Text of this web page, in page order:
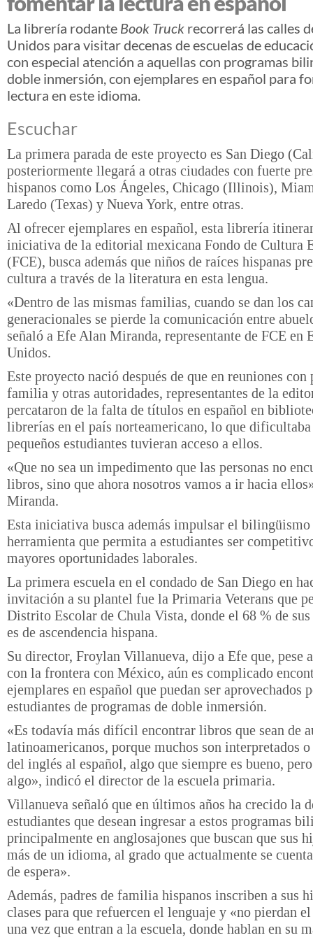
La librería rodante Book Truck recorrerá las calles
Unidos para visitar decenas de escuelas de
con especial atención a aquellas con programas
doble inmersión, con ejemplares en español para
lectura en este idioma.
Escuchar
La primera parada de este proyecto es San Diego
posteriormente llegará a otras ciudades con fuerte
hispanos como Los Ángeles, Chicago (Illinois),
Laredo (Texas) y Nueva York, entre otras.
Al ofrecer ejemplares en español, esta librería
iniciativa de la editorial mexicana Fondo de Cultura
(FCE), busca además que niños de raíces hispanas
cultura a través de la literatura en esta lengua.
«Dentro de las mismas familias, cuando se dan los
generacionales se pierde la comunicación entre
señaló a Efe Alan Miranda, representante de FCE en
Unidos.
Este proyecto nació después de que en reuniones con
familia y otras autoridades, representantes de la
percataron de la falta de títulos en español en
librerías en el país norteamericano, lo que dificultaba
pequeños estudiantes tuvieran acceso a ellos.
«Que no sea un impedimento que las personas no
libros, sino que ahora nosotros vamos a ir hacia
Miranda.
Esta iniciativa busca además impulsar el bilingüismo
herramienta que permita a estudiantes ser
mayores oportunidades laborales.
La primera escuela en el condado de San Diego en
invitación a su plantel fue la Primaria Veterans que
Distrito Escolar de Chula Vista, donde el 68 % de sus
es de ascendencia hispana.
Su director, Froylan Villanueva, dijo a Efe que, pese
con la frontera con México, aún es complicado
ejemplares en español que puedan ser aprovechados
estudiantes de programas de doble inmersión.
«Es todavía más difícil encontrar libros que sean de
latinoamericanos, porque muchos son interpretados
del inglés al español, algo que siempre es bueno,
algo», indicó el director de la escuela primaria.
Villanueva señaló que en últimos años ha crecido la
estudiantes que desean ingresar a estos programas
principalmente en anglosajones que buscan que sus
más de un idioma, al grado que actualmente se
de espera».
Además, padres de familia hispanos inscriben a sus
clases para que refuercen el lenguaje y «no pierdan
una vez que entran a la escuela, donde hablan en su